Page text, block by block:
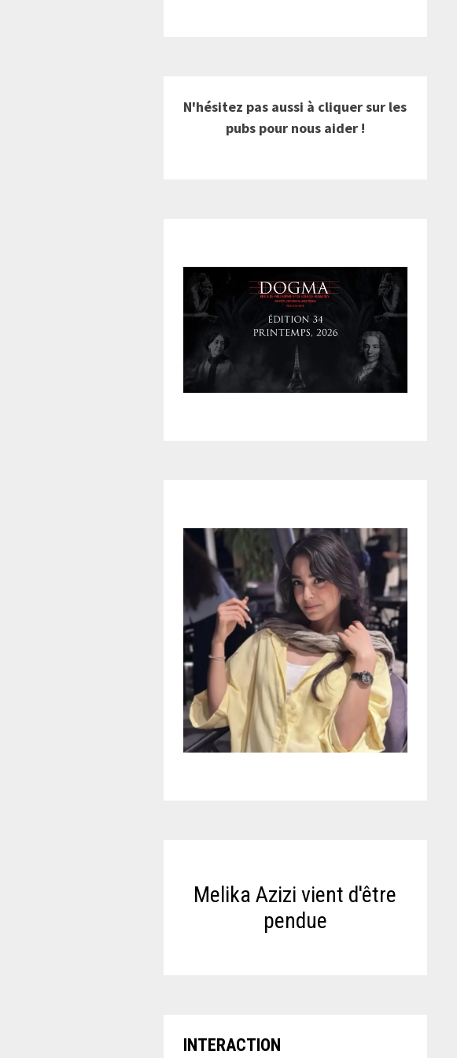
N'hésitez pas aussi à cliquer sur les
pubs pour nous aider !
Melika Azizi vient d'être
pendue
INTERACTION